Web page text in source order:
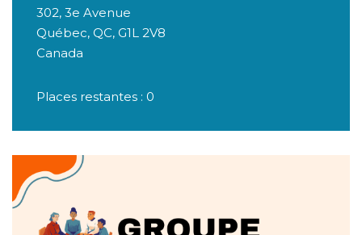
302, 3e Avenue
Québec, QC, G1L 2V8
Canada
Places restantes : 0